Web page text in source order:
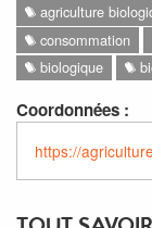
agriculture
consommation
biologique
Coordonnées :
https://